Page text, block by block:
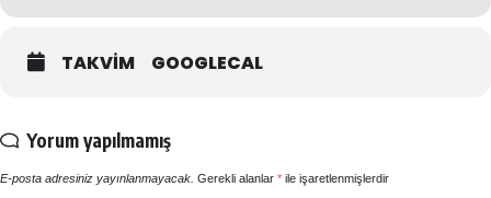
TAKVIM GOOGLECAL
Yorum yapılmamış
E-posta adresiniz yayınlanmayacak. Gerekli alanlar * ile işaretlenmişlerdir